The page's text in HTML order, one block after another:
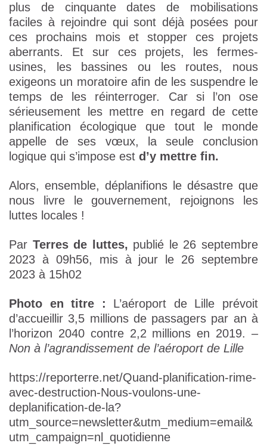
plus de cinquante dates de mobilisations
faciles à rejoindre qui sont déjà posées pour
ces prochains mois et stopper ces projets
aberrants. Et sur ces projets, les fermes-
usines, les bassines ou les routes, nous
exigeons un moratoire afin de les suspendre le
temps de les réinterroger. Car si l’on ose
sérieusement les mettre en regard de cette
planification écologique que tout le monde
appelle de ses vœux, la seule conclusion
logique qui s’impose est d’y mettre fin.
Alors, ensemble, déplanifions le désastre que
nous livre le gouvernement, rejoignons les
luttes locales !
Par Terres de luttes, publié le 26 septembre
2023 à 09h56, mis à jour le 26 septembre
2023 à 15h02
Photo en titre : L’aéroport de Lille prévoit
d’accueillir 3,5 millions de passagers par an à
l’horizon 2040 contre 2,2 millions en 2019. –
Non à l’agrandissement de l’aéroport de Lille
https://reporterre.net/Quand-planification-rime-
avec-destruction-Nous-voulons-une-
deplanification-de-la?
utm_source=newsletter&utm_medium=email&
utm_campaign=nl_quotidienne